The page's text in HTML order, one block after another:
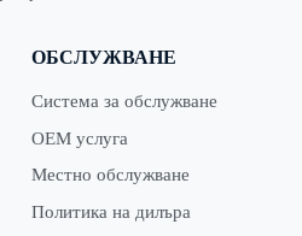
ОБСЛУЖВАНЕ
Система за обслужване
OEM услуга
Местно обслужване
Политика на дилъра